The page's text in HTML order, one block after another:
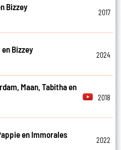
Bizzey
2017
Bizzey
2024
Maan, Tabitha en
2018
en Immorales
2022